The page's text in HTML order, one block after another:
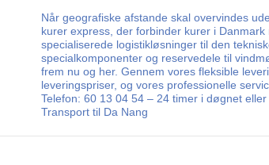
Når geografiske afstande skal overvindes
kurer express, der forbinder kurer i
specialiserede logistikløsninger til den
specialkomponenter og reservedele til
frem nu og her. Gennem vores fleksible
leveringspriser, og vores professionelle
Telefon: 60 13 04 54 – 24 timer i døgnet
Transport til Da Nang